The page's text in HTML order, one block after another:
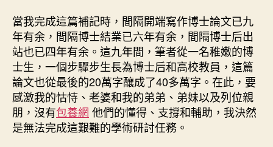
當我完成這篇補記時，間隔開端寫作博士論文已九
年有余，間隔博士結業已六年有余，間隔博士后出
站也已四年有余。這九年間，筆者從一名稚嫩的博
士生，一個步驟步生長為博士后和高校教員，這篇
論文也從最後的20萬字釀成了40多萬字。在此，要
感激我的怙恃、老婆和我的弟弟、弟妹以及列位親
朋，沒有包養網 他們的懂得、支撐和輔助，我決然
是無法完成這艱難的學術研討任務。